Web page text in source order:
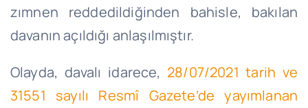
zımnen reddedildiğinden bahisle, bakılan
davanın açıldığı anlaşılmıştır.
Olayda, davalı idarece, 28/07/2021 tarih ve
31551 sayılı Resmî Gazete’de yayımlanan